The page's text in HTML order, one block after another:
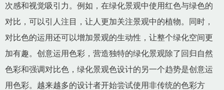
次感和视觉吸引力。例如，在绿化景观中使用红色与绿色的
对比，可以引人注目，让人更加关注景观中的植物。同时，
对比色的运用还可以增加景观的生动性，让整个绿化空间更
加有趣。创意运用色彩，营造独特的绿化景观除了回归自然
色彩和强调对比色，绿化景观色设计的另一个趋势是创意运
用色彩。越来越多的设计者开始尝试使用非传统的色彩方